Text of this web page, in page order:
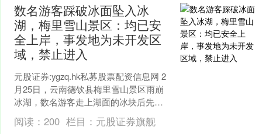
数名游客踩破冰面坠入冰
湖，梅里雪山景区：均已安
全上岸，事发地为未开发区
域，禁止进入
元股证券:ygzq.hk私募股票配资信息网 2
月25日，云南德钦县梅里雪山景区雨崩
冰湖，数名游客走上湖面的冰块后先后
落水。 现场视频显示，冰湖内有巨大的
冰块，游....
阅读： 200 栏目： 元股证券旗舰